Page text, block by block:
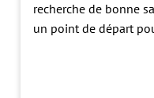
recherche de bonne
un point de départ
Schuttertal grâce à